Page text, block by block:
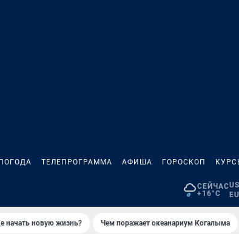
ПОГОДА ТЕЛЕПРОГРАММА АФИША ГОРОСКОП
СЕЙЧАС
+16°C
начать новую жизнь? Чем поражает океанариум Когалыма